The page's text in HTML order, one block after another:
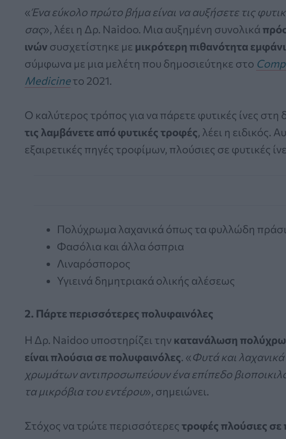
«Ένα εύκολο πρώτο βήμα είναι να αυξήσετε τις
σας», λέει η Δρ. Naidoo. Μια αυξημένη συνολικά
ινών συσχετίστηκε με μικρότερη πιθανότητα
σύμφωνα με μια μελέτη που δημοσιεύτηκε στο
Medicineτο 2021.
Ο καλύτερος τρόπος για να πάρετε φυτικές ίνες στη
τις λαμβάνετε από φυτικές τροφές, λέει η ειδικός.
εξαιρετικές πηγές τροφίμων, πλούσιες σε φυτικές
Πολύχρωμα λαχανικά όπως τα φυλλώδη
Φασόλια και άλλα όσπρια
Λιναρόσπορος
Υγιεινά δημητριακά ολικής αλέσεως
2. Πάρτε περισσότερες πολυφαινόλες
Η Δρ. Naidoo υποστηρίζει την κατανάλωση
είναι πλούσια σε πολυφαινόλες. «Φυτά και
χρωμάτων αντιπροσωπεύουν ένα επίπεδο
τα μικρόβια του εντέρου», σημειώνει.
Στόχος να τρώτε περισσότερεςτροφές πλούσιες